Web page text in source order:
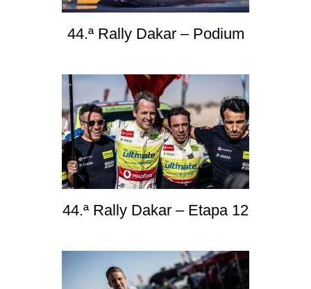
44.ª Rally Dakar – Podium
44.ª Rally Dakar – Etapa 12